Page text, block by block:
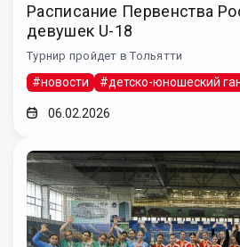
Расписание Первенства
девушек U-18
Турнир пройдет в Тольятти
#новости #детско-юношеский
06.02.2026